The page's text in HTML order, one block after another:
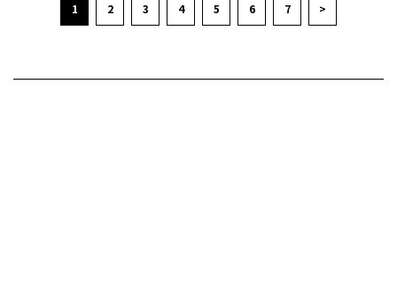
1 2 3 4 5 6 7 >